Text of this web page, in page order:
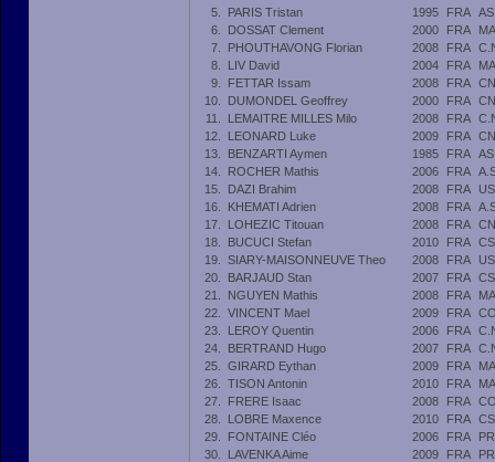
5.
PARIS Tristan 1995 FRA
6.
DOSSAT Clement 2000 FRA
7.
PHOUTHAVONG Florian 2008 FRA
8.
LIV David 2004 FRA
9.
FETTAR Issam 2008 FRA
10.
DUMONDEL Geoffrey 2000 FRA
11.
LEMAITRE MILLES Milo 2008 FRA
12.
LEONARD Luke 2009 FRA
13.
BENZARTI Aymen 1985 FRA
14.
ROCHER Mathis 2006 FRA
15.
DAZI Brahim 2008 FRA
16.
KHEMATI Adrien 2008 FRA
17.
LOHEZIC Titouan 2008 FRA
18.
BUCUCI Stefan 2010 FRA
19.
SIARY-MAISONNEUVE Theo 2008 FRA
20.
BARJAUD Stan 2007 FRA
21.
NGUYEN Mathis 2008 FRA
22.
VINCENT Mael 2009 FRA
23.
LEROY Quentin 2006 FRA
24.
BERTRAND Hugo 2007 FRA
25.
GIRARD Eythan 2009 FRA
26.
TISON Antonin 2010 FRA
27.
FRERE Isaac 2008 FRA
28.
LOBRE Maxence 2010 FRA
29.
FONTAINE Cléo 2006 FRA
30.
LAVENKA Aime 2009 FRA